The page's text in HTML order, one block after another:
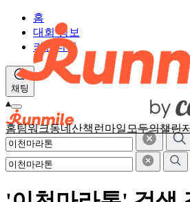
홈팀워크동네산책 런마일 모두의챌린
홈
대회 정보
커뮤니티
채팅